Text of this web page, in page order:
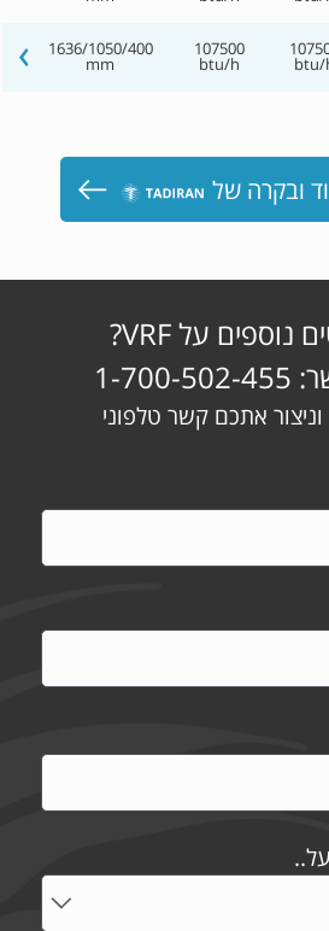
btu/
107500
btu/h
1636/1050/400
mm
ובקרה של
מעוניינים בפרטים נוספים על VRF?
אתכם קשר טלפוני